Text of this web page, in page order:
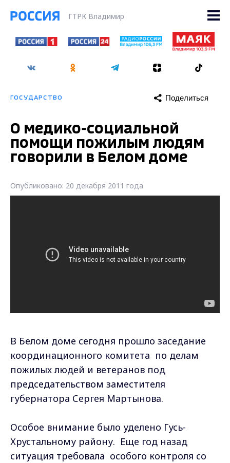
ГТРК Владимир
ГОСУДАРСТВО Поделиться
О медико-социальной
помощи пожилым людям
говорили в Белом доме
Опубликовано: 20 декабря 2011 года
В Белом доме сегодня прошло заседание
координационного комитета по делам
пожилых людей и ветеранов под
председательством заместителя
губернатора Сергея Мартынова.
Особое внимание было уделено Гусь-
Хрустальному району. Еще год назад
ситуация требовала особого контроля со